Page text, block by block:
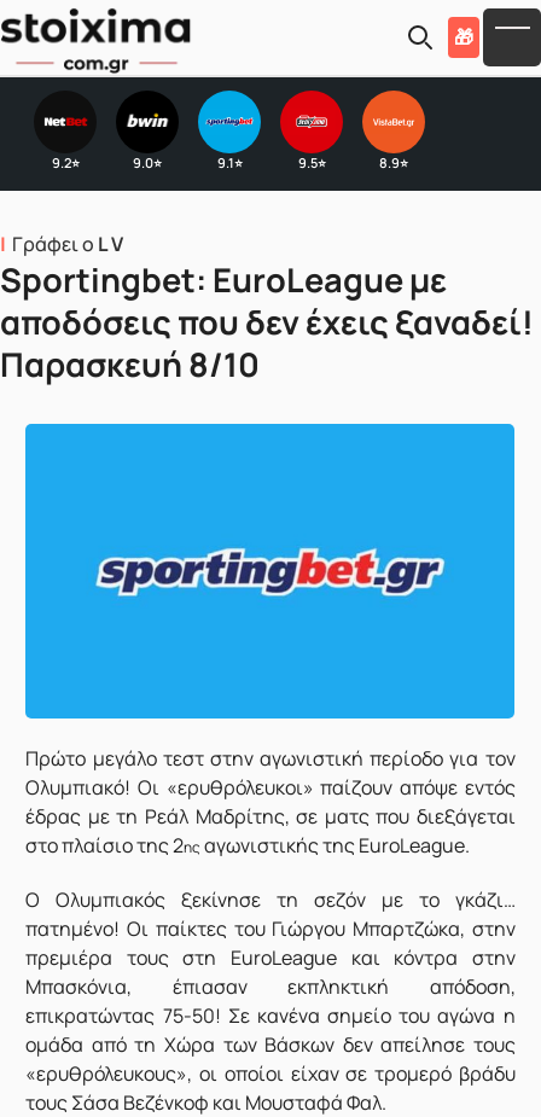
Skip to main content
🎁
9.2⭐ 9.0⭐ 9.1⭐ 9.5⭐ 8.9⭐
Γράφει ο L V
Sportingbet: EuroLeague με
αποδόσεις που δεν έχεις ξαναδεί!
Παρασκευή 8/10
Πρώτο μεγάλο τεστ στην αγωνιστική περίοδο για τον
Ολυμπιακό! Οι «ερυθρόλευκοι» παίζουν απόψε εντός
έδρας με τη Ρεάλ Μαδρίτης, σε ματς που διεξάγεται
στο πλαίσιο της 2ης αγωνιστικής της EuroLeague.
Ο Ολυμπιακός ξεκίνησε τη σεζόν με το γκάζι…
πατημένο! Οι παίκτες του Γιώργου Μπαρτζώκα, στην
πρεμιέρα τους στη EuroLeague και κόντρα στην
Μπασκόνια, έπιασαν εκπληκτική απόδοση,
επικρατώντας 75-50! Σε κανένα σημείο του αγώνα η
ομάδα από τη Χώρα των Βάσκων δεν απείλησε τους
«ερυθρόλευκους», οι οποίοι είχαν σε τρομερό βράδυ
τους Σάσα Βεζένκοφ και Μουσταφά Φαλ.